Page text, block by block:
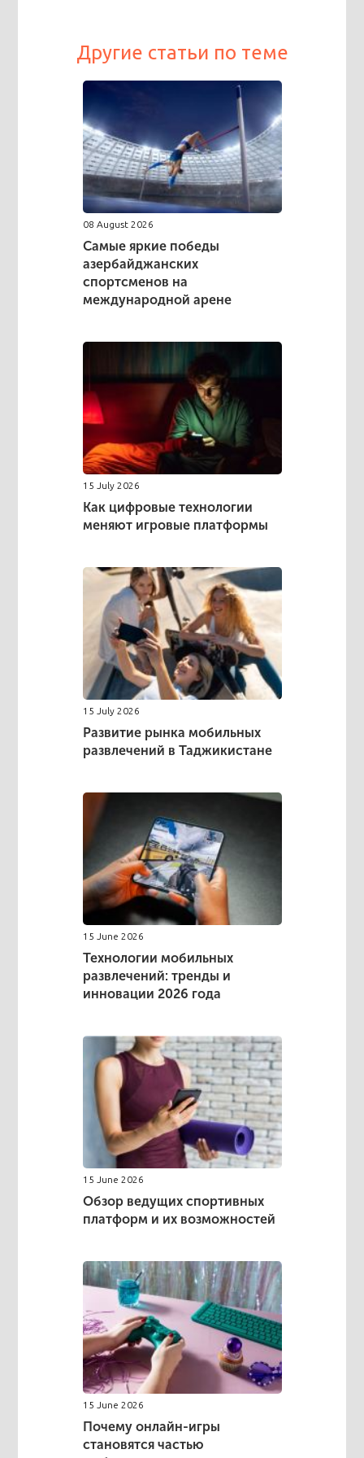
Другие статьи по теме
08 August 2026
Самые яркие победы
азербайджанских
спортсменов на
международной арене
15 July 2026
Как цифровые технологии
меняют игровые платформы
15 July 2026
Развитие рынка мобильных
развлечений в Таджикистане
15 June 2026
Технологии мобильных
развлечений: тренды и
инновации 2026 года
15 June 2026
Обзор ведущих спортивных
платформ и их возможностей
15 June 2026
Почему онлайн-игры
становятся частью